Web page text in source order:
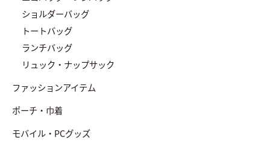
ショルダーバッグ
トートバッグ
ランチバッグ
リュック・ナップサック
ファッションアイテム
ポーチ・巾着
モバイル・PCグッズ